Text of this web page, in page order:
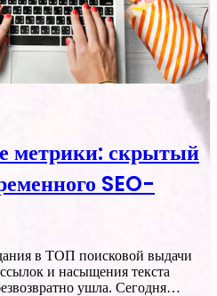
метрики: скрытый
SEO-
в ТОП поисковой выдачи
и насыщения текста
ушла. Сегодня…